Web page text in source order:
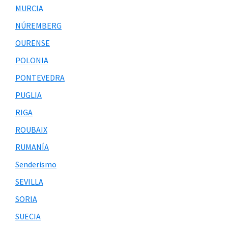
MURCIA
NÚREMBERG
OURENSE
POLONIA
PONTEVEDRA
PUGLIA
RIGA
ROUBAIX
RUMANÍA
Senderismo
SEVILLA
SORIA
SUECIA